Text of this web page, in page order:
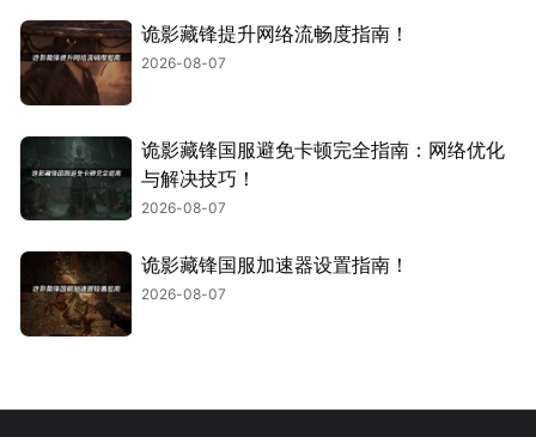
诡影藏锋提升网络流畅度指南！
2026-08-07
诡影藏锋国服避免卡顿完全指南：网络优化
与解决技巧！
2026-08-07
诡影藏锋国服加速器设置指南！
2026-08-07